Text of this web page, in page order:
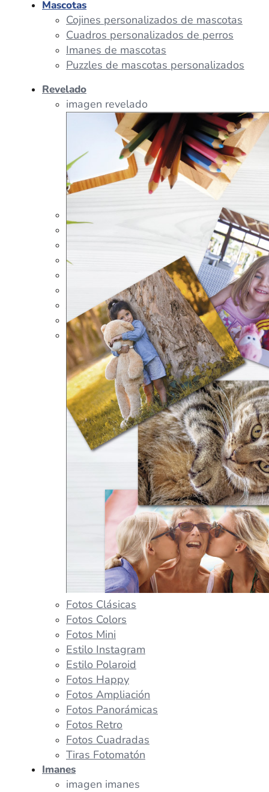
Tazas Personalizadas
Peluches Personalizados
Portalápices Personalizados
Puzles Personalizados
Juegos de Mesa
Alfombrillas Personalizadas
Lámparas LED
Mascotas
Cojines personalizados de mascotas
Cuadros personalizados de perros
Imanes de mascotas
Puzzles de mascotas personalizados
Revelado
imagen revelado
Fotos Clásicas
Fotos Colors
Fotos Mini
Estilo Instagram
Estilo Polaroid
Fotos Happy
Fotos Ampliación
Fotos Panorámicas
Fotos Retro
Fotos Cuadradas
Tiras Fotomatón
Imanes
imagen imanes